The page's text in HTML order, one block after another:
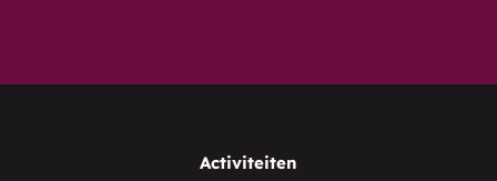
Activiteiten